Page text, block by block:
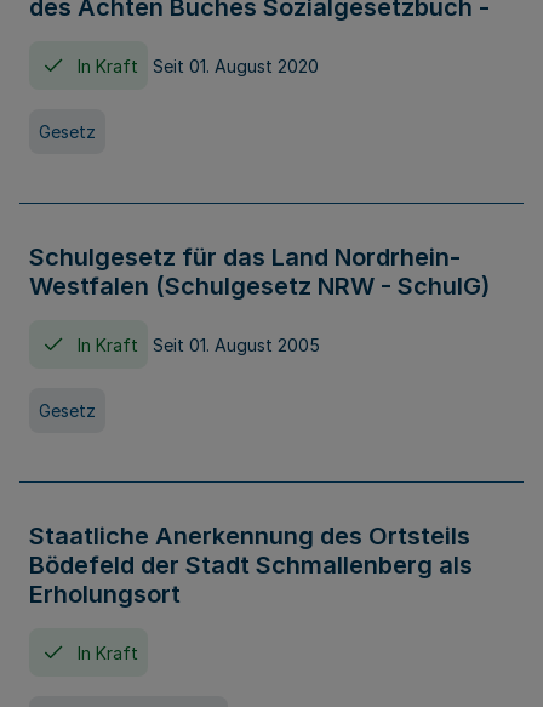
des Achten Buches Sozialgesetzbuch -
In Kraft Seit 01. August 2020
Gesetz
Schulgesetz für das Land Nordrhein-
Westfalen (Schulgesetz NRW - SchulG)
In Kraft Seit 01. August 2005
Gesetz
Staatliche Anerkennung des Ortsteils
Bödefeld der Stadt Schmallenberg als
Erholungsort
In Kraft